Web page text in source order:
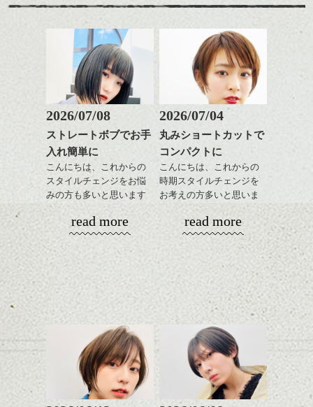
ハンサムショート／ヘッド
スパ／伸びても目立たない
ヘアカラー/ハイライト/ダブ
ルカラー/髪質改善/TOKIOト
リートメント/ブリーチ/イン
ナーカラー/イルミナカラー/
ミニボブ/抜け感ショート/バ
レイヤージュ/縮毛矯正
ハンサムショート／ヘッド
スパ／伸びても目立たない
ヘアカラー/ハイライト/ダブ
ルカラー/髪質改善/TOKIOト
リートメント/ブリーチ/イン
ナーカラー/イルミナカラー/
ミニボブ/抜け感ショート/バ
レイヤージュ/縮毛矯
長めの前髪がとても女性的で、前下がりの
ベースが横から見たフォルムをきれいにみ
してくれます。
つぎはここからさらにイメージをかえてい
きます。
前髪をつくり、よりショートっぽく軽めの
動く印象のスタイルにチェンジしました。
すこしカジュアル感がプラスされ、オシャ
ラーメンフェス！！(本当の名前は東京ラー
メンショーです。笑)＠駒沢公園
平日なのに結構こんでる！！
ラーメンの種類がいっぱいだ～。
ハイトーンからダークトーンに変えたとき
の、全体が引き締まって見える効果。
タイトな印象にシフトチェンジしたい方に
おすすめですね。
クセがある方は質感コントロールのストレ
ートパーマ等で、よりさらっと調節するの
もいいです。
質感、ハイ・ローetc、色の見え方で、雰囲
気に変化をつけれるので伸ばし中の方等も
ご相談して下さいね。
大人な素髪ボブの場合でした。
シバタ。
2026/07/08
ストレートボブでお手
入れ簡単に
こんにちは、これからの
スタイルチェンジをお悩
みの方も多いと思います
が、
やっぱりボブでお手入れ
しやすいスタイルだと毎
日のスタイリングも簡単
で良いですよ。
さを残したボブは雰囲気
も出しやすくていろいろ
おすすめですね。
前髪もやや重めにカット
してラインを強調するの
もこれからは良い感じで
read more
2026/07/04
丸みショートカットで
コンパクトに
こんにちは、これからの
時期スタイルチェンジを
お考えの方多いと思いま
コンパクトなフォルムが
全体のバランスを良く見
せてくれる効果もあり、
いろんなシーンに雰囲気
をだしやすくスタイリン
グも簡単で良いので朝の
時短にも◎
そんなショートカット。
軽めの前髪で透け感を演
出できるので、
この時期とてもおすすめ
ですよ。
read more